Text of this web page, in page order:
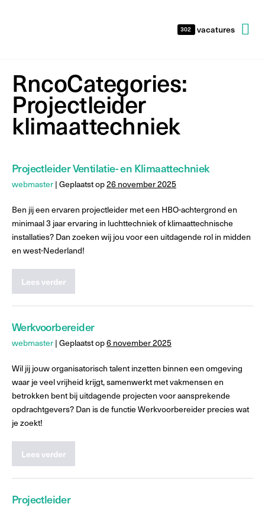
302 vacatures
RncoCategories:
Projectleider
klimaattechniek
Projectleider Ventilatie- en Klimaattechniek
webmaster | Geplaatst op26 november 2025
Ben jij een ervaren projectleider met een HBO-achtergrond en
minimaal 3 jaar ervaring in luchttechniek of klimaattechnische
installaties? Dan zoeken wij jou voor een uitdagende rol in midden
en west-Nederland!
Lees verder
Werkvoorbereider
webmaster | Geplaatst op6 november 2025
Wil jij jouw organisatorisch talent inzetten binnen een omgeving
waar je veel vrijheid krijgt, samenwerkt met vakmensen en
betrokken bent bij uitdagende projecten voor aansprekende
opdrachtgevers? Dan is de functie Werkvoorbereider precies wat
je zoekt!
Lees verder
Projectleider